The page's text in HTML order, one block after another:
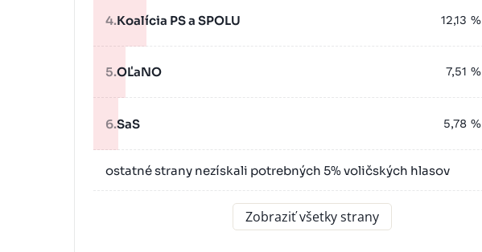
4.Koalícia PS a SPOLU 12,13 %
5.OĽaNO 7,51 %
6.SaS 5,78 %
ostatné strany nezískali potrebných 5% voličských hlasov
Zobraziť všetky strany